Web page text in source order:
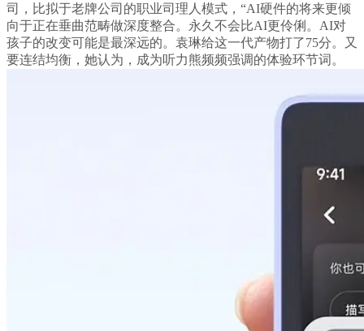
司，比拟于老牌公司的职业司理人模式，“AI硬件的将来更倾
向于正在垂曲范畴做深度整合。永久不会比AI更伶俐。AI对
孩子的改变可能是最深远的。袁琳给这一代产物打了75分。又
要连结均衡，她认为，成为听力熊频频强调的体验环节词。